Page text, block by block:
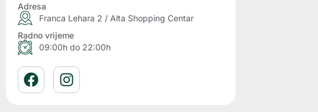
Adresa
Franca Lehara 2 / Alta Shopping Centar
Radno vrijeme
09:00h do 22:00h